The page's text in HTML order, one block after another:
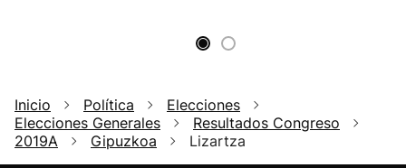
Inicio Política
Elecciones
Elecciones Generales
Resultados Congreso
2019A
Gipuzkoa Lizartza